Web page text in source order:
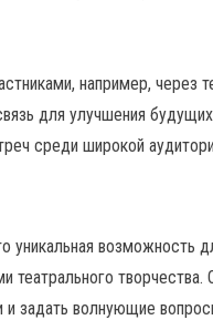
например, через
для улучшения
среди широкой
уникальная возможность
театрального
задать волнующие